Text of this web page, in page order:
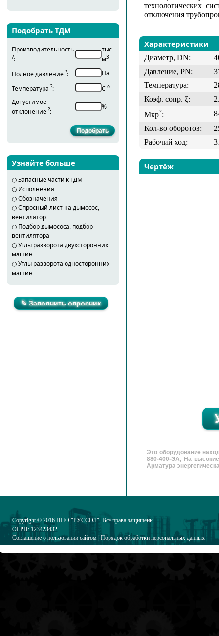
Подобрать ТДМ
Производительность
?:
тыс.
м3
Полное давление ?:
Па
Температура ?: С о
Допустимое
отклонение ?:
%
Узнайте больше
○Запасные части к ТДМ
○ Исполнения
○Обозначения
○Опросный лист на дымосос,
вентилятор
○ Подбор дымососа, подбор
вентилятора
○Углы разворота двухсторонних
машин
○Углы разворота односторонних
машин
✎ Заполнить опросник
технологических
отключения
Характеристики
Диаметр, DN:
Давление, PN:
Температура:
Коэф. сопр. ξ:
Мкр?:
Кол-во оборотов:
Рабочий ход:
Чертёж
Это оборудование
880-400-ЭА, На
Арматура
Copyright © 2016 НПО "РУССОЛ". Все права защищены.
ОГРН: 123423432
Соглашение о пользовании сайтом Порядок обработки персональных данных